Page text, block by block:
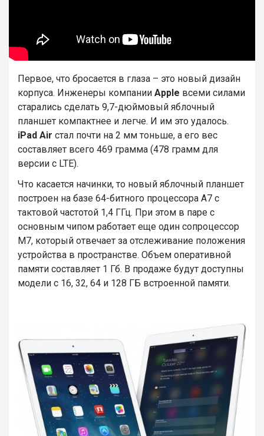
Первое, что бросается в глаза – это новый дизайн
корпуса. Инженеры компании Apple всеми силами
старались сделать 9,7-дюймовый яблочный
планшет компактнее и легче. И им это удалось.
iPad Air стал почти на 2 мм тоньше, а его вес
составляет всего 469 грамма (478 грамм для
версии с LTE).
Что касается начинки, то новый яблочный планшет
построен на базе 64-битного процессора А7 с
тактовой частотой 1,4 ГГц. При этом в паре с
основным чипом работает еще один сопроцессор
M7, который отвечает за отслеживание положения
устройства в пространстве. Объем оперативной
памяти составляет 1 Гб. В продаже будут доступны
модели с 16, 32, 64 и 128 ГБ встроенной памяти.